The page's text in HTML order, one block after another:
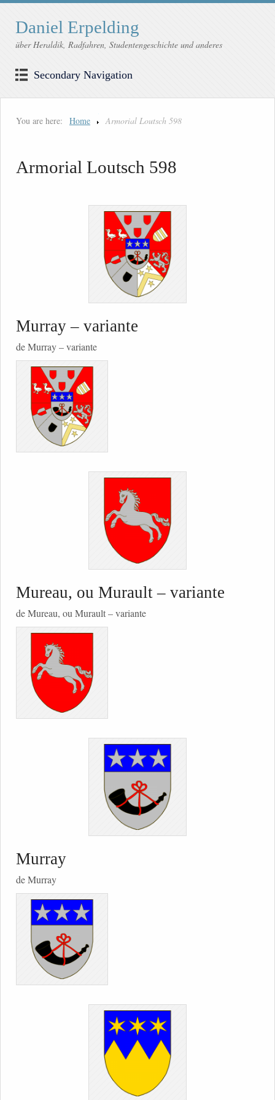
Daniel Erpelding
über Heraldik, Radfahren, Studentengeschichte und anderes
Secondary Navigation
You are here: Home Armorial Loutsch 598
Armorial Loutsch 598
Murray – variante
de Murray – variante
Mureau, ou Murault – variante
de Mureau, ou Murault – variante
Murray
de Murray